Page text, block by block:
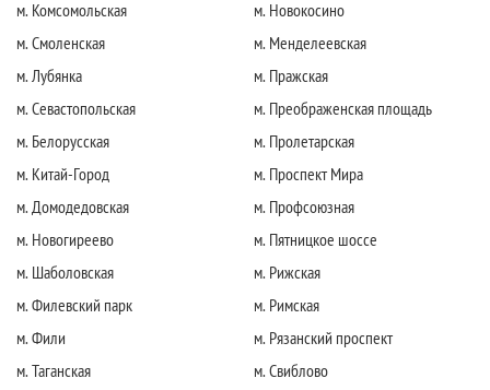
м. Комсомольская
м. Смоленская
м. Лубянка
м. Севастопольская
м. Белорусская
м. Китай-Город
м. Домодедовская
м. Новогиреево
м. Шаболовская
м. Филевский парк
м. Фили
м. Таганская
м. Новокосино
м. Менделеевская
м. Пражская
м. Преображенская площадь
м. Пролетарская
м. Проспект Мира
м. Профсоюзная
м. Пятницкое шоссе
м. Рижская
м. Римская
м. Рязанский проспект
м. Свиблово